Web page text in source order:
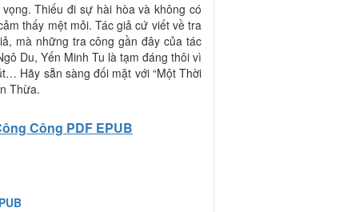
Thiếu đi sự hài hòa và không có
thấy mệt mỏi. Tác giả cứ viết về tra
mà những tra công gần đây của tác
Du, Yến Minh Tu là tạm đáng thôi vì
Hãy sẵn sàng đối mặt với “Một Thời
Thừa.
Công PDF EPUB